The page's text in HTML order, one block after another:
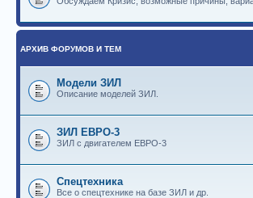
АРХИВ ФОРУМОВ И ТЕМ
Модели ЗИЛ
Описание моделей ЗИЛ.
ЗИЛ ЕВРО-3
ЗИЛ с двигателем ЕВРО-3
Спецтехника
Все о спецтехнике на базе ЗИЛ и др.